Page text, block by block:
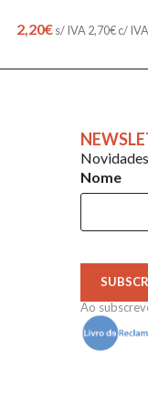
2,20€s/ IVA 2,70€c/ IVA
Nome
Ao